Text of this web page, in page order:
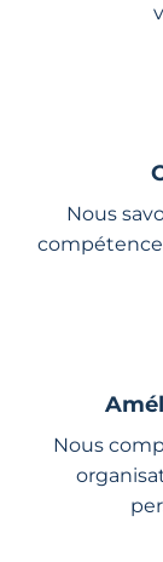
Nous
Nous